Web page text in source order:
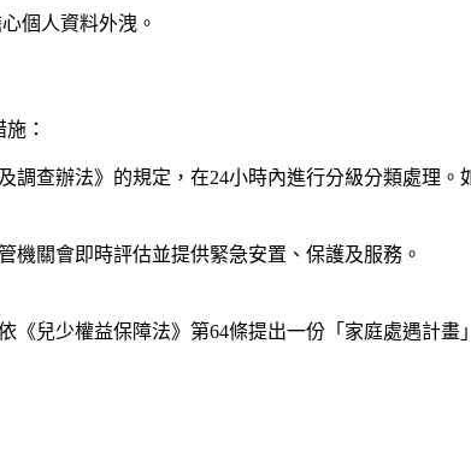
個人資料外洩。
：
調查辦法》的規定，在24小時內進行分級分類處理
機關會即時評估並提供緊急安置、保護及服務。
《兒少權益保障法》第64條提出一份「家庭處遇計